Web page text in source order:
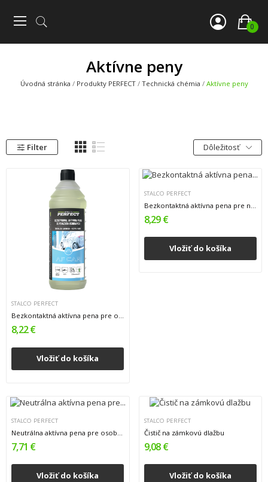
0
Aktívne peny
Úvodná stránka Produkty PERFECT Technická chémia Aktívne peny
Filter Dôležitosť
STALCO PERFECT
Bezkontaktná aktívna pena pre osobné vozidlá,...
8,22 €
Vložiť do košíka
STALCO PERFECT
8,29 €
Vložiť do košíka
STALCO PERFECT
Neutrálna aktívna pena pre osobné vozidlá,...
7,71 €
Vložiť do košíka
STALCO PERFECT
Čistič na zámkovú dlažbu
9,08 €
Vložiť do košíka